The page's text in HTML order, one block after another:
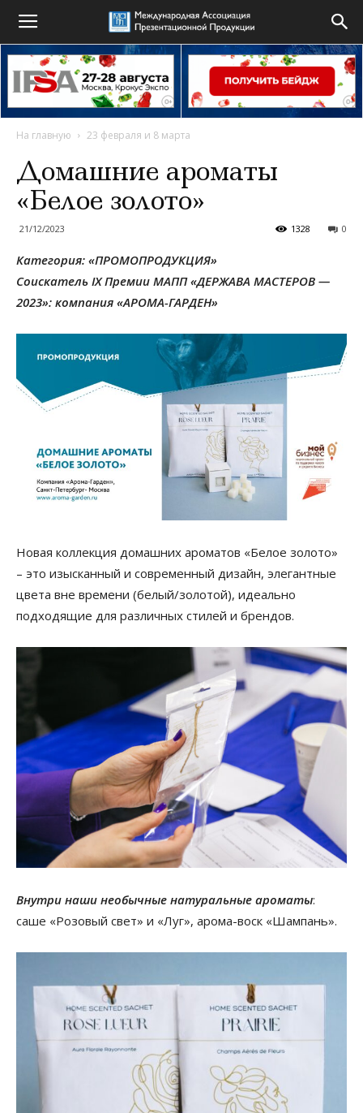
На главную 23 февраля и 8 марта
Домашние ароматы
«Белое золото»
21/12/2023 0
1328
Категория: «ПРОМОПРОДУКЦИЯ»
Соискатель IX Премии МАПП «ДЕРЖАВА МАСТЕРОВ —
2023»: компания «АРОМА-ГАРДЕН»
Новая коллекция домашних ароматов «Белое золото»
– это изысканный и современный дизайн, элегантные
цвета вне времени (белый/золотой), идеально
подходящие для различных стилей и брендов.
Внутри наши необычные натуральные ароматы:
саше «Розовый свет» и «Луг», арома-воск «Шампань».